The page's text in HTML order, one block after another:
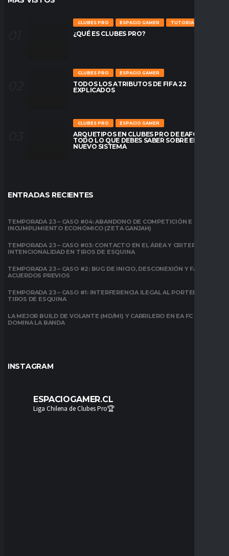
CLUBES PRO ESPACIO GAMER TUTORIALES
¿QUÉ ES CLUBES PRO?
CLUBES PRO ESPACIO GAMER
TODOS LOS ATRIBUTOS DE FIFA 22
EXPLICADOS
CLUBES PRO ESPACIO GAMER
ARQUETIPOS EN CLUBES PRO DE EAFC26:
TODO LO QUE DEBES SABER SOBRE EL
NUEVO SISTEMA
ENTRADAS RECIENTES
TEMPORADA 23 – CASO #04: ABANDONO DE COMPETICIÓN E
INCUMPLIMIENTO ECONÓMICO (ZETA GANJAH)
TEMPORADA 23 – CASO #03: CONTACTO EN EL ÁREA Y CRITERIO DE
INTENCIONALIDAD EN TIROS DE ESQUINA
TEMPORADA 23 – CASO #2: BUG DE INICIO, DESCONEXIÓN Y FALTA DE
ACUERDOS PREVIOS
TEMPORADA 23 – CASO #1: INTERFERENCIA ILEGAL AL PORTERO EN
TIROS DE ESQUINA
LA MEJOR BUILD DE VOLANTE (MD/MI) Y CARRILERO EN EA FC 26:
DOMINA LA BANDA
INSTAGRAM
ESPACIOGAMER.CL
Liga Chilena de Clubes Pro🏆